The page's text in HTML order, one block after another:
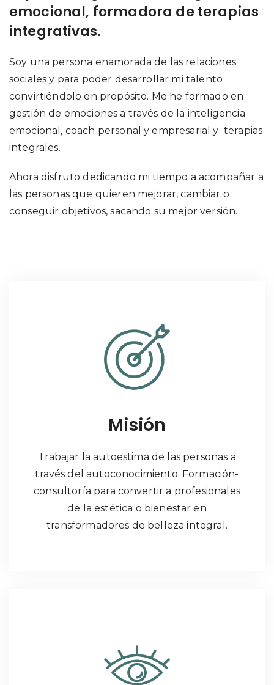
emocional, formadora de terapias
integrativas.
Soy una persona enamorada de las relaciones
sociales y para poder desarrollar mi talento
convirtiéndolo en propósito. Me he formado en
gestión de emociones a través de la inteligencia
emocional, coach personal y empresarial y terapias
integrales.
Ahora disfruto dedicando mi tiempo a acompañar a
las personas que quieren mejorar, cambiar o
conseguir objetivos, sacando su mejor versión.
Misión
Trabajar la autoestima de las personas a
través del autoconocimiento. Formación-
consultoría para convertir a profesionales
de la estética o bienestar en
transformadores de belleza integral.